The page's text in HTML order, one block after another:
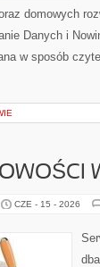
domowych
Danych i
w sposób
CZE - 15 - 2026